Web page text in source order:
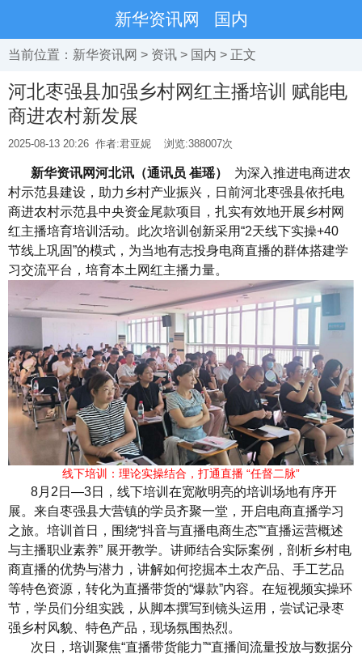
新华资讯网 国内
当前位置： 新华资讯网 > 资讯 > 国内 > 正文
河北枣强县加强乡村网红主播培训 赋能电
商进农村新发展
2025-08-13 20:26 作者:君亚妮 浏览:388007次
新华资讯网河北讯（通讯员 崔瑶） 为深入推进电商进农
村示范县建设，助力乡村产业振兴，日前河北枣强县依托电
商进农村示范县中央资金尾款项目，扎实有效地开展乡村网
红主播培育培训活动。此次培训创新采用“2天线下实操+40
节线上巩固”的模式，为当地有志投身电商直播的群体搭建学
习交流平台，培育本土网红主播力量。
线下培训：理论实操结合，打通直播 “任督二脉”
8月2日—3日，线下培训在宽敞明亮的培训场地有序开
展。来自枣强县大营镇的学员齐聚一堂，开启电商直播学习
之旅。培训首日，围绕“抖音与直播电商生态”“直播运营概述
与主播职业素养” 展开教学。讲师结合实际案例，剖析乡村电
商直播的优势与潜力，讲解如何挖掘本土农产品、手工艺品
等特色资源，转化为直播带货的“爆款”内容。在短视频实操环
节，学员们分组实践，从脚本撰写到镜头运用，尝试记录枣
强乡村风貌、特色产品，现场氛围热烈。
次日，培训聚焦“直播带货能力”“直播间流量投放与数据分